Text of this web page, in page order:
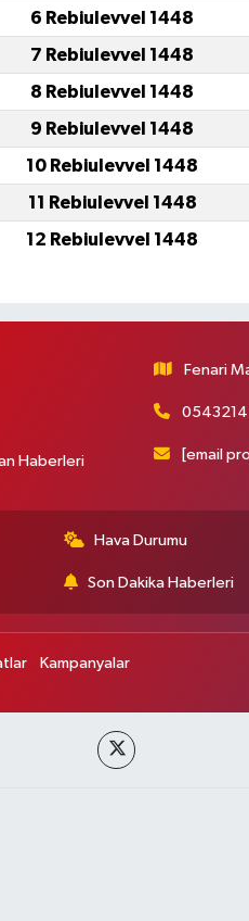
6 Rebiulevvel 1448
7 Rebiulevvel 1448
8 Rebiulevvel 1448
9 Rebiulevvel 1448
10 Rebiulevvel 1448
11 Rebiulevvel 1448
12 Rebiulevvel 1448
Haberleri
Fenari
[email
Hava Durumu
Son Dakika Haberleri
Kampanyalar